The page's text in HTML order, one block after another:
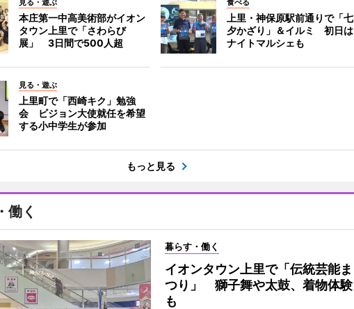
本庄第一中高美術部がイオン
タウン上里で「さわらび
展」 3日間で500人超
上里・神保原駅前通りで「七
夕かざり」＆イルミ 初日は
ナイトマルシェも
見る・遊ぶ
上里町で「西崎キク」勉強
会 ビジョン大使就任を希望
する小中学生が参加
もっと見る
働く
暮らす・働く
イオンタウン上里で「伝統芸能ま
つり」 獅子舞や太鼓、着物体験
も